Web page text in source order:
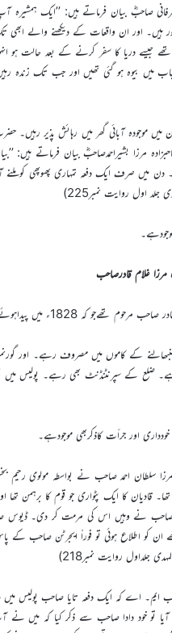
صاحبؓ بیان فرماتے ہیں: ’’ایک ہمشیرہ آپ
اور ان واقعات کے دیکھنے والے ابھی تک
جیسے دریا کا سفر کرنے کے بعد حالت ہو
میں بیوہ ہو گئی تھیں اور جب تک زندہ
موجودہ آبائی گھر میں رہائش پذیر
مرزا بشیراحمدصاحبؓ بیان فرماتے ہیں:
دن میں صرف ایک دفعہ تمہاری پھوپھی کو
اول روایت نمبر225)
مرزا غلام قادرصاحب
کہ 1828ء میں پیداہوئے۔
سنبھالنے کے کاموں میں مصروف رہے۔ اور
ضلع کے سپرنٹنڈنٹ بھی رہے۔ پولیس میں بھی
اور جرأت کاذکربھی موجودہے۔
مرزا سلطان احمد صاحب نے بواسطہ مولوی
کا ایک پٹواری جو قوم کا برہمن تھا
صاحب نے وہیں اس کی مرمت کر دی۔
ان کو اطلاع ہوئی تو فوراً ایجرٹن صاحب
جلداول روایت نمبر218)
ایم۔ اے کہ ایک دفعہ تایا صاحب پولیس
خود دادا صاحب سے ذکر کیا کہ میں نے